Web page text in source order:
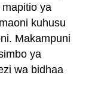
ya
kuhusu
Makampuni
ya
wa bidhaa